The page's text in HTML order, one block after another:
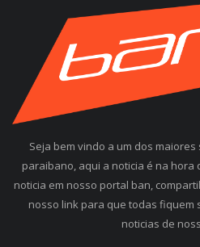
Seja bem vindo a um dos
paraibano, aqui a noticia é na hora
noticia em nosso portal ban,
nosso link para que todas fiquem
noticias de